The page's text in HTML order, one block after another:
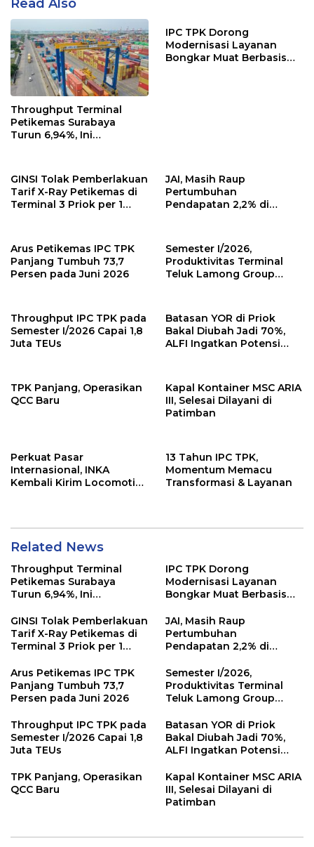
Read Also
Throughput Terminal
Petikemas Surabaya
Turun 6,94%, Ini
IPC TPK Dorong
Modernisasi Layanan
Bongkar Muat Berbasis
GINSI Tolak Pemberlakuan
Tarif X-Ray Petikemas di
Terminal 3 Priok per 1
JAI, Masih Raup
Pertumbuhan
Pendapatan 2,2% di
Arus Petikemas IPC TPK
Panjang Tumbuh 73,7
Persen pada Juni 2026
Semester I/2026,
Produktivitas Terminal
Teluk Lamong Group
Throughput IPC TPK pada
Semester I/2026 Capai 1,8
Juta TEUs
Batasan YOR di Priok
Bakal Diubah Jadi 70%,
ALFI Ingatkan Potensi
TPK Panjang, Operasikan
QCC Baru
Kapal Kontainer MSC ARIA
III, Selesai Dilayani di
Patimban
Perkuat Pasar
Internasional, INKA
Kembali Kirim Locomotive
13 Tahun IPC TPK,
Momentum Memacu
Transformasi & Layanan
Related News
Throughput Terminal
Petikemas Surabaya
Turun 6,94%, Ini
IPC TPK Dorong
Modernisasi Layanan
Bongkar Muat Berbasis
GINSI Tolak Pemberlakuan
Tarif X-Ray Petikemas di
Terminal 3 Priok per 1
JAI, Masih Raup
Pertumbuhan
Pendapatan 2,2% di
Arus Petikemas IPC TPK
Panjang Tumbuh 73,7
Persen pada Juni 2026
Semester I/2026,
Produktivitas Terminal
Teluk Lamong Group
Throughput IPC TPK pada
Semester I/2026 Capai 1,8
Juta TEUs
Batasan YOR di Priok
Bakal Diubah Jadi 70%,
ALFI Ingatkan Potensi
TPK Panjang, Operasikan
QCC Baru
Kapal Kontainer MSC ARIA
III, Selesai Dilayani di
Patimban